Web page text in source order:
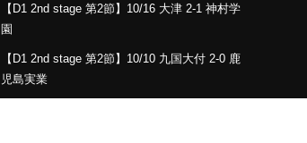
【D1 2nd stage 第2節】10/16 大津 2-1 神村学
園
【D1 2nd stage 第2節】10/10 九国大付 2-0 鹿
児島実業